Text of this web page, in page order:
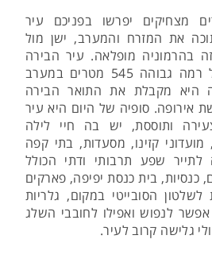
מצחיקים יפרשו בפניכם עיר
את המזרח והמערב, ישן מול
בהרמוניה מופלאה. עיר הבירה
הבולגרית ממוקמת על רמה גבוהה 545 מטרים במערב
היא מקבלת את התואר הבירה
אירופה. סופיה של היום היא עיר
ותוססת, יש בה חיי לילה
קזינו, מסעדות, בתי קפה
שפע תרבותי ודתי הכולל
כנסיות, בית כנסת יפיפה, פארקים
הסובייטי במקום, גלריות
לנפוש ואפילו לחובבי השלג
גלישה קרוב לעיר.